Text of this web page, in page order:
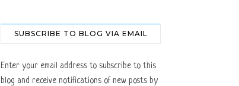
SUBSCRIBE TO BLOG VIA EMAIL
Enter your email address to subscribe to this
blog and receive notifications of new posts by